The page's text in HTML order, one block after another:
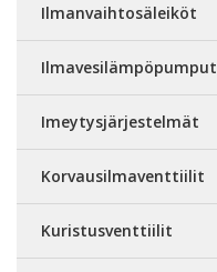
Ilmanvaihtosäleiköt
Ilmavesilämpöpumput
Imeytysjärjestelmät
Korvausilmaventtiilit
Kuristusventtiilit